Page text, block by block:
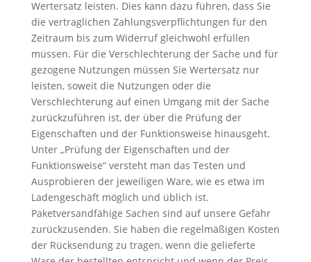
Wertersatz leisten. Dies kann dazu führen, dass Sie
die vertraglichen Zahlungsverpflichtungen für den
Zeitraum bis zum Widerruf gleichwohl erfüllen
müssen. Für die Verschlechterung der Sache und für
gezogene Nutzungen müssen Sie Wertersatz nur
leisten, soweit die Nutzungen oder die
Verschlechterung auf einen Umgang mit der Sache
zurückzuführen ist, der über die Prüfung der
Eigenschaften und der Funktionsweise hinausgeht.
Unter „Prüfung der Eigenschaften und der
Funktionsweise“ versteht man das Testen und
Ausprobieren der jeweiligen Ware, wie es etwa im
Ladengeschäft möglich und üblich ist.
Paketversandfähige Sachen sind auf unsere Gefahr
zurückzusenden. Sie haben die regelmäßigen Kosten
der Rücksendung zu tragen, wenn die gelieferte